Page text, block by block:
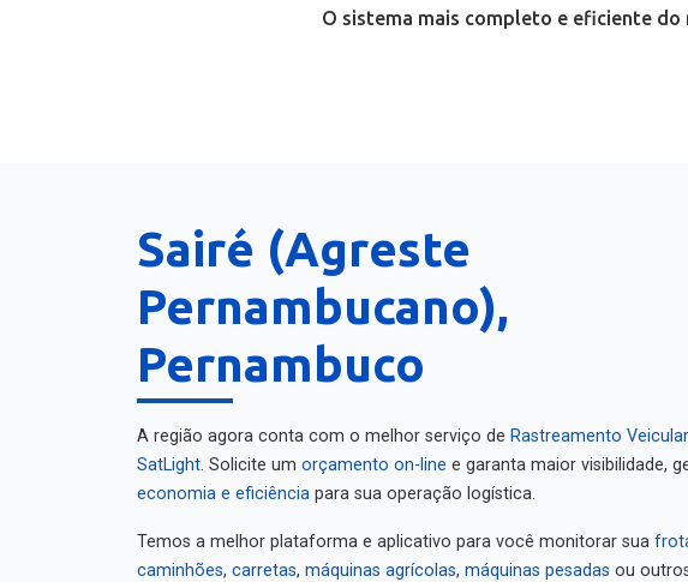
O sistema mais completo e eficiente do
Sairé (Agreste
Pernambucano),
Pernambuco
A região agora conta com o melhor serviço de Rastreamento Veicular
SatLight. Solicite um orçamento on-line e garanta maior visibilidade,
economia e eficiência para sua operação logística.
Temos a melhor plataforma e aplicativo para você monitorar sua
caminhões, carretas, máquinas agrícolas, máquinas pesadas ou